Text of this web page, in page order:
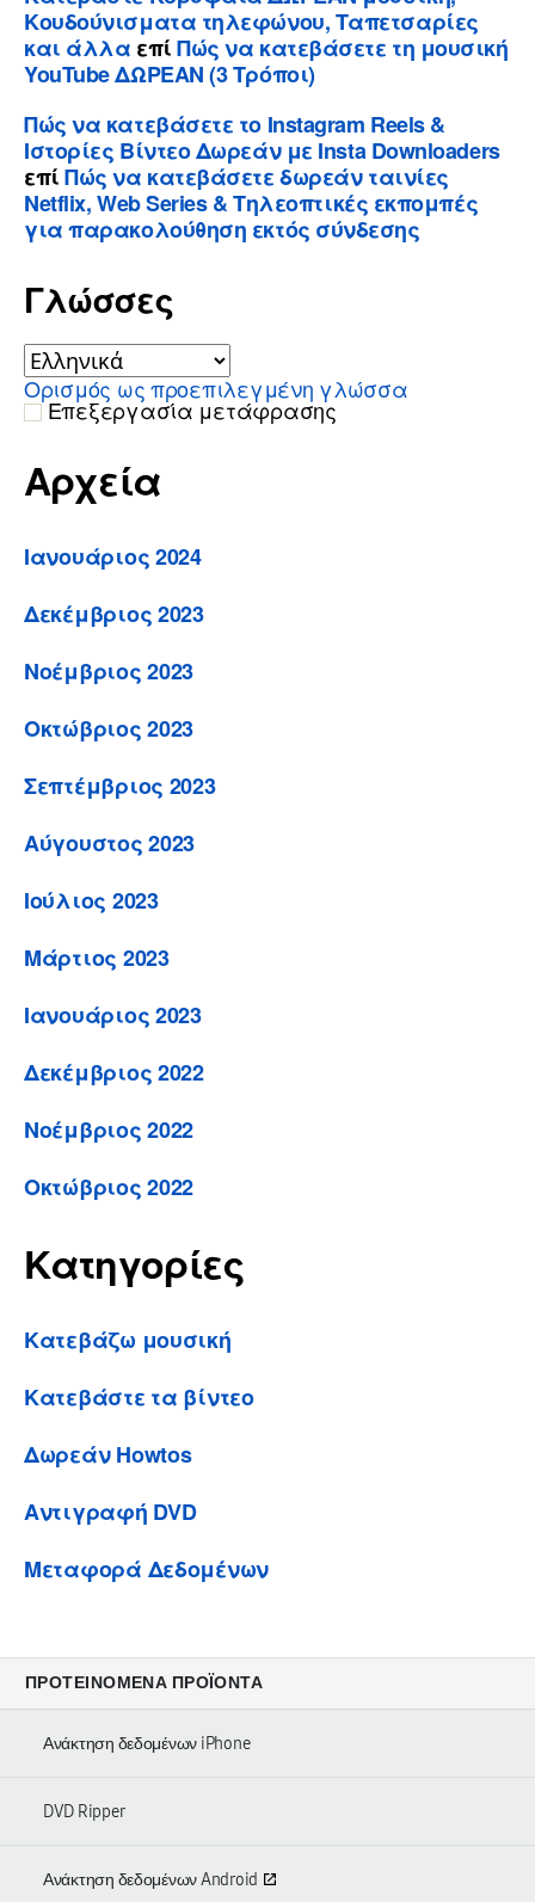
Κουδούνισματα τηλεφώνου, Ταπετσαρίες
και άλλα επίΠώς να κατεβάσετε τη μουσική
YouTube ΔΩΡΕΑΝ (3 Τρόποι)
Πώς να κατεβάσετε το Instagram Reels &
Ιστορίες Βίντεο Δωρεάν με Insta Downloaders
επίΠώς να κατεβάσετε δωρεάν ταινίες
Netflix, Web Series & Τηλεοπτικές εκπομπές
για παρακολούθηση εκτός σύνδεσης
Γλώσσες
Ορισμός ως προεπιλεγμένη γλώσσα
Επεξεργασία μετάφρασης
Αρχεία
Ιανουάριος 2024
Δεκέμβριος 2023
Νοέμβριος 2023
Οκτώβριος 2023
Σεπτέμβριος 2023
Αύγουστος 2023
Ιούλιος 2023
Μάρτιος 2023
Ιανουάριος 2023
Δεκέμβριος 2022
Νοέμβριος 2022
Οκτώβριος 2022
Κατηγορίες
Κατεβάζω μουσική
Κατεβάστε τα βίντεο
Δωρεάν Howtos
Αντιγραφή DVD
Μεταφορά Δεδομένων
ΠΡΟΤΕΙΝΌΜΕΝΑ ΠΡΟΪΌΝΤΑ
Ανάκτηση δεδομένων iPhone
DVD Ripper
Ανάκτηση δεδομένων Android